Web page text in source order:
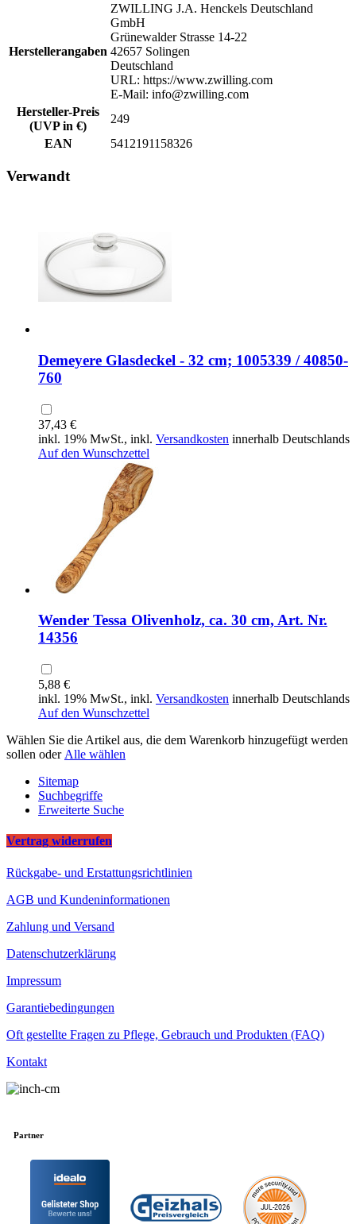
Herstellerangaben
ZWILLING J.A. Henckels Deutschland
GmbH
Grünewalder Strasse 14-22
42657 Solingen
Deutschland
URL: https://www.zwilling.com
E-Mail: info@zwilling.com
Hersteller-Preis
(UVP in €)
249
EAN
5412191158326
Verwandt
Demeyere Glasdeckel - 32 cm; 1005339 / 40850-
760
37,43 €
inkl. 19% MwSt., inkl. Versandkosten innerhalb Deutschlands
Auf den Wunschzettel
Wender Tessa Olivenholz, ca. 30 cm, Art. Nr.
14356
5,88 €
inkl. 19% MwSt., inkl. Versandkosten innerhalb Deutschlands
Auf den Wunschzettel
Wählen Sie die Artikel aus, die dem Warenkorb hinzugefügt werden
sollen oder Alle wählen
Sitemap
Suchbegriffe
Erweiterte Suche
Vertrag widerrufen
Rückgabe- und Erstattungsrichtlinien
AGB und Kundeninformationen
Zahlung und Versand
Datenschutzerklärung
Impressum
Garantiebedingungen
Oft gestellte Fragen zu Pflege, Gebrauch und Produkten (FAQ)
Kontakt
Partner